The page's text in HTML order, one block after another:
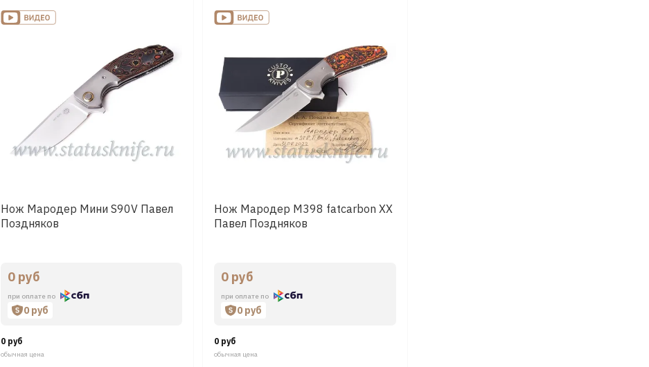
Нож Мародер Мини S90V Павел
Поздняков
0 руб
при оплате по
0 руб
0 руб
обычная цена
Нож Мародер M398 fatcarbon ХХ
Павел Поздняков
0 руб
при оплате по
0 руб
0 руб
обычная цена